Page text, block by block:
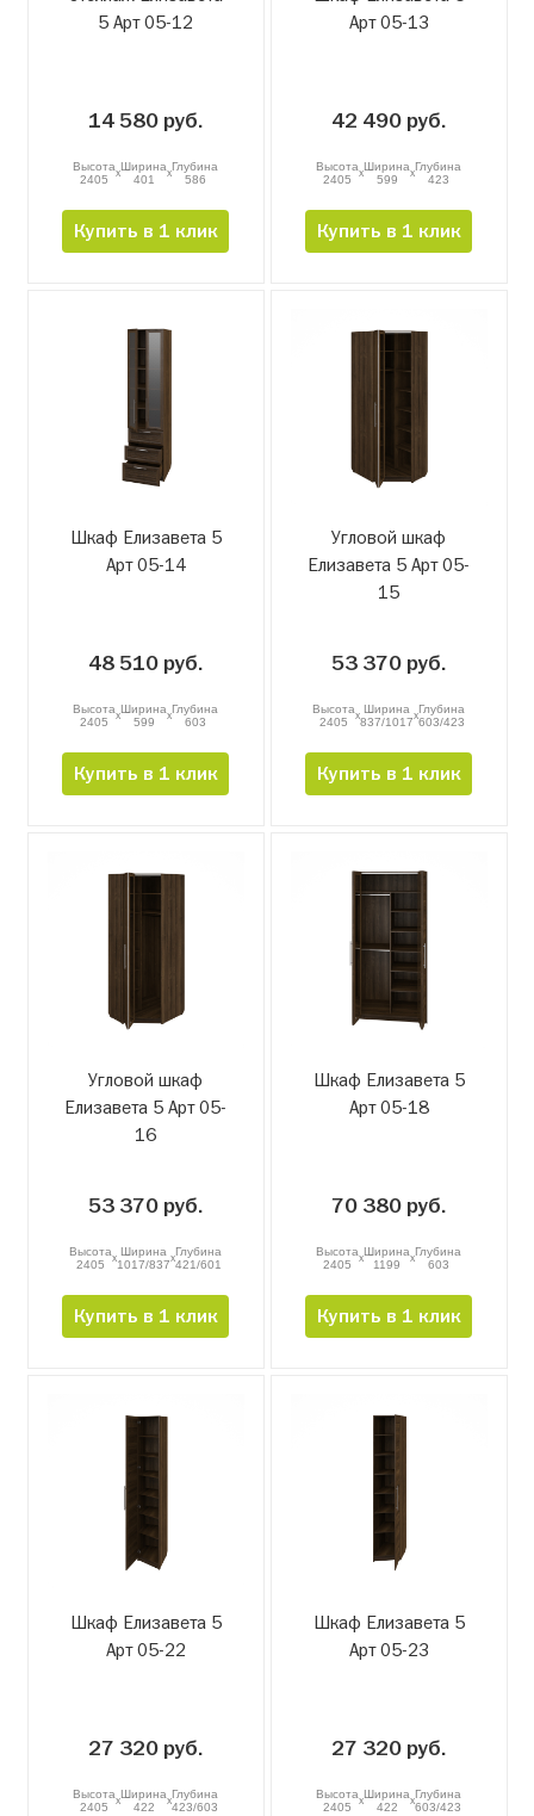
5 Арт 05-12
14 580 руб.
Высота
2405
xШирина
401
xГлубина
586
Купить в 1 клик
Арт 05-13
42 490 руб.
Высота
2405
xШирина
599
xГлубина
423
Купить в 1 клик
Шкаф Елизавета 5
Арт 05-14
48 510 руб.
Высота
2405
xШирина
599
xГлубина
603
Купить в 1 клик
Угловой шкаф
Елизавета 5 Арт 05-
15
53 370 руб.
Высота
2405
x Ширина
837/1017xГлубина
603/423
Купить в 1 клик
Угловой шкаф
Елизавета 5 Арт 05-
16
53 370 руб.
Высота
2405
x Ширина
1017/837xГлубина
421/601
Купить в 1 клик
Шкаф Елизавета 5
Арт 05-18
70 380 руб.
Высота
2405
xШирина
1199
xГлубина
603
Купить в 1 клик
Шкаф Елизавета 5
Арт 05-22
27 320 руб.
Высота
2405
xШирина
422
xГлубина
423/603
Шкаф Елизавета 5
Арт 05-23
27 320 руб.
Высота
2405
xШирина
422
xГлубина
603/423